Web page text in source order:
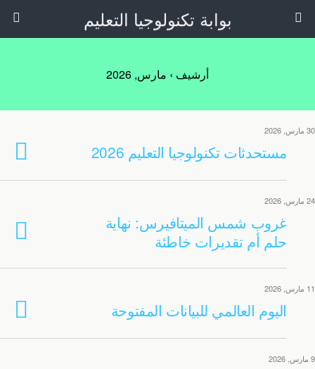
بوابة تكنولوجيا التعليم
أرشيف › مارس, 2026
30 مارس, 2026
مستحدثات تكنولوجيا التعليم 2026
24 مارس, 2026
غروب شمس الميتافيرس: نهاية
حلم أم تقديرات خاطئة
11 مارس, 2026
اليوم العالمي للبيانات المفتوحة
9 مارس, 2026